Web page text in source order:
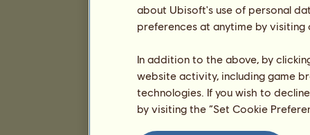
about Ubisoft's use of personal
preferences at anytime by
In addition to the above, by
website activity, including game
technologies. If you wish to
by visiting the “Set Cookie